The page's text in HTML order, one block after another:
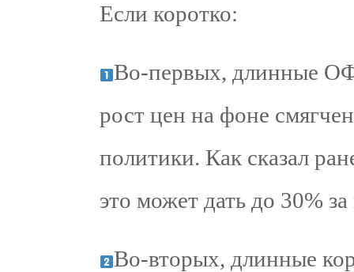
Если коротко:
Во-первых, длинные
рост цен на фоне
политики. Как сказал
это может дать до 30%
Во-вторых, длинные